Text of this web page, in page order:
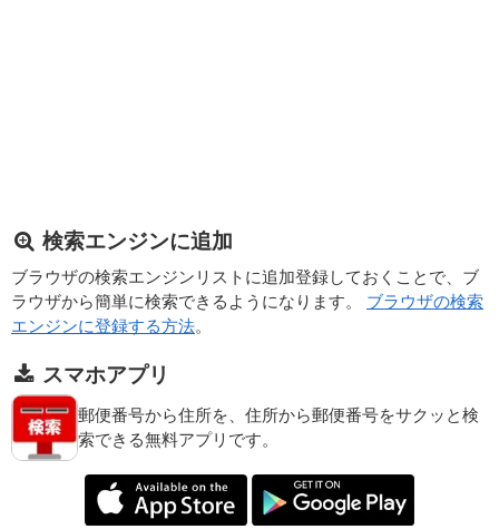
検索エンジンに追加
ブラウザの検索エンジンリストに追加登録しておくことで、ブ
ラウザから簡単に検索できるようになります。 ブラウザの検索
エンジンに登録する方法。
スマホアプリ
郵便番号から住所を、住所から郵便番号をサクッと検
索できる無料アプリです。